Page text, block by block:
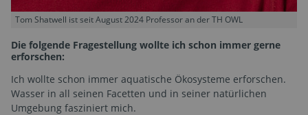
Tom Shatwell ist seit August 2024 Professor an der TH OWL
Die folgende Fragestellung wollte ich schon immer gerne
erforschen:
Ich wollte schon immer aquatische Ökosysteme erforschen.
Wasser in all seinen Facetten und in seiner natürlichen
Umgebung fasziniert mich.